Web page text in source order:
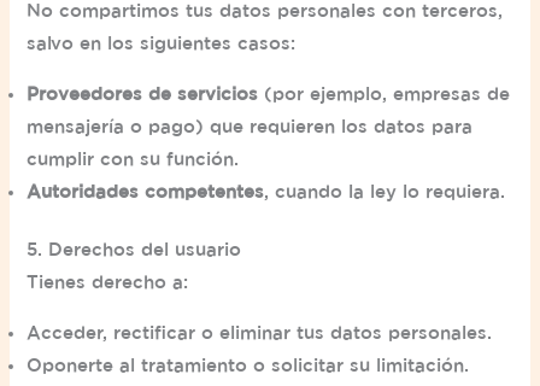
No compartimos tus datos personales con terceros,
salvo en los siguientes casos:
Proveedores de servicios (por ejemplo, empresas de
mensajería o pago) que requieren los datos para
cumplir con su función.
Autoridades competentes, cuando la ley lo requiera.
5. Derechos del usuario
Tienes derecho a:
Acceder, rectificar o eliminar tus datos personales.
Oponerte al tratamiento o solicitar su limitación.